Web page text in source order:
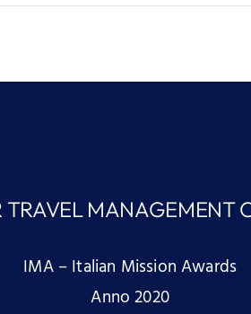
TRAVEL MANAGEMENT
IMA – Italian Mission Awards
Anno 2020